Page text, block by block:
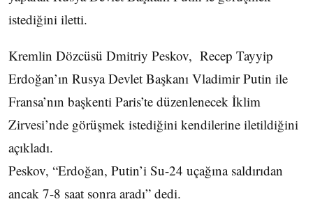
istediğini iletti.
Kremlin Dözcüsü Dmitriy Peskov, Recep Tayyip
Erdoğan’ın Rusya Devlet Başkanı Vladimir Putin ile
Fransa’nın başkenti Paris’te düzenlenecek İklim
Zirvesi’nde görüşmek istediğini kendilerine iletildiğini
açıkladı.
Peskov, “Erdoğan, Putin’i Su-24 uçağına saldırıdan
ancak 7-8 saat sonra aradı” dedi.